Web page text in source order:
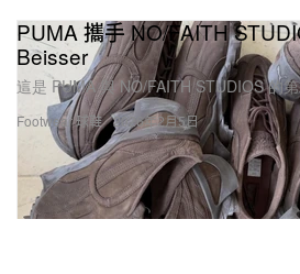
Footwear 球鞋
PUMA 攜手 NO/FAITH
Beisser
這是 PUMA 與 NO/FAITH STUDIOS 的
2026年2月5日